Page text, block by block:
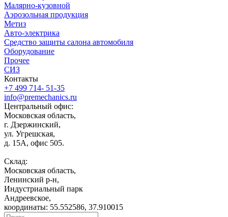
Малярно-кузовной
Аэрозольная продукция
Метиз
Авто-электрика
Средство защиты салона автомобиля
Оборудование
Прочее
СИЗ
Контакты
+7 499 714- 51-35
info@premechanics.ru
Центральный офис:
Московская область,
г. Дзержинский,
ул. Угрешская,
д. 15А, офис 505.
Склад:
Московская область,
Ленинский р-н,
Индустриальный парк
Андреевское,
координаты: 55.552586, 37.910015